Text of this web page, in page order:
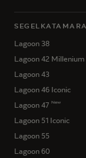
Lagoon 38
Lagoon 42 Millenium
Lagoon 43
Lagoon 46 Iconic
Lagoon 47 New
Lagoon 51 Iconic
Lagoon 55
Lagoon 60